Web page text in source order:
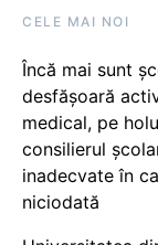
CELE MAI NOI
Încă mai sunt
desfășoară
medical, pe
consilierul
inadecvate în
niciodată